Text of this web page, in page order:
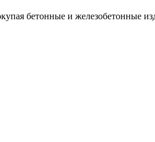
бетонные и железобетонные